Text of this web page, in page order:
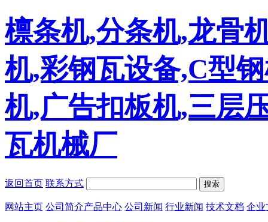
檩条机,分条机,龙骨
机,彩钢瓦设备,C型
机,广告扣板机,三层
瓦机械厂
返回首页 联系方式 搜索
网站主页 公司简介产品中心 公司新闻 行业新闻 技术文档 企业